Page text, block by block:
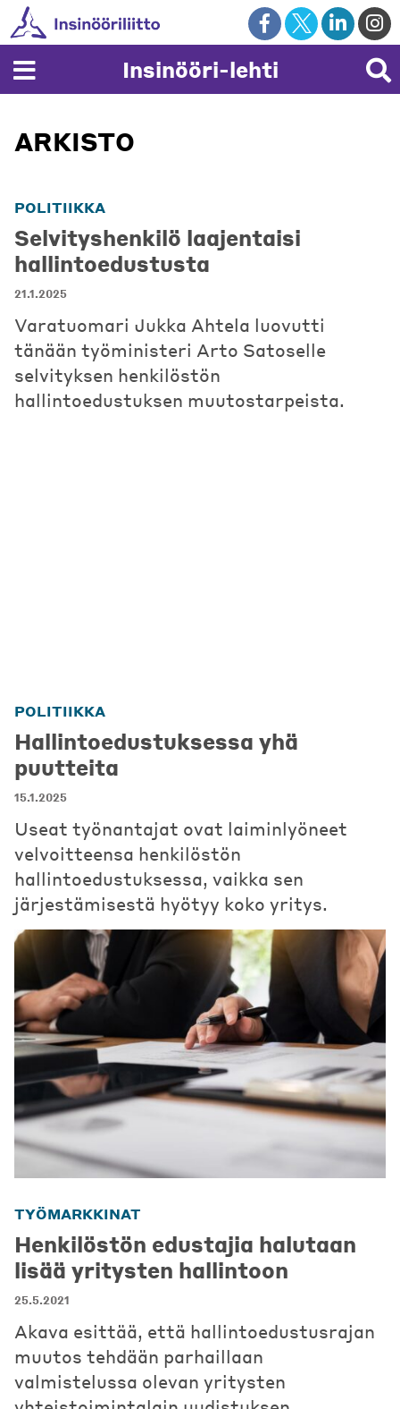
Skip
to
content
Insinööri-lehti
ARKISTO
POLITIIKKA
Selvityshenkilö laajentaisi
hallintoedustusta
21.1.2025
Varatuomari Jukka Ahtela luovutti
tänään työministeri Arto Satoselle
selvityksen henkilöstön
hallintoedustuksen muutostarpeista.
POLITIIKKA
Hallintoedustuksessa yhä
puutteita
15.1.2025
Useat työnantajat ovat laiminlyöneet
velvoitteensa henkilöstön
hallintoedustuksessa, vaikka sen
järjestämisestä hyötyy koko yritys.
TYÖMARKKINAT
Henkilöstön edustajia halutaan
lisää yritysten hallintoon
25.5.2021
Akava esittää, että hallintoedustusrajan
muutos tehdään parhaillaan
valmistelussa olevan yritysten